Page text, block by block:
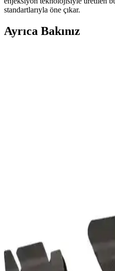
standartlarıyla öne çıkar.
Ayrıca Bakınız
Honda CR-V 2012-2018
Havuzlu Paspaslar Ürün
Honda CR-V 2012-2018 modelleri
kaliteli, çevre dostu malzemelerden
tasarımı ve kolay montajıyla